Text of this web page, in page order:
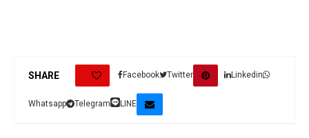
SHARE Facebook Twitter Linkedin
Whatsapp Telegram LINE